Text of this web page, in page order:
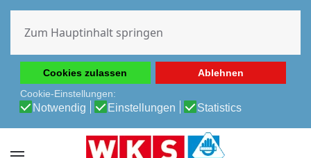
Erfahrung auf unserer Website zu ermöglichen.
Cookie-Richtlinie
Datenschutz-Bestimmungen
Cookies zulassen
Ablehnen
Cookie-Einstellungen:
Notwendig Einstellungen Statistics
Zum Hauptinhalt springen